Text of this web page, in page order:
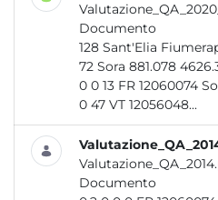
Documento
128 Sant'Elia Fiumerapido 904.544 4608.89103
72 Sora 881.078
0 0 13 FR 12060074 Sora 71,8 45 124 39 19 0 6 0
0 47 VT 12056048...
Documento